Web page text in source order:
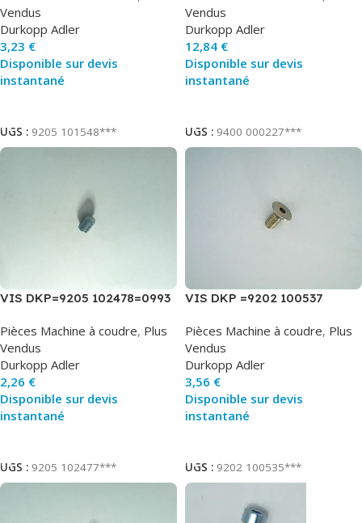
Vendus
Durkopp Adler
3,23 €
Disponible sur devis
instantané
UGS : 9205 101548***
Vendus
Durkopp Adler
12,84 €
Disponible sur devis
instantané
UGS : 9400 000227***
VIS DKP=9205 102478=0993
Pièces Machine à coudre, Plus
Vendus
Durkopp Adler
2,26 €
Disponible sur devis
instantané
UGS : 9205 102477***
VIS DKP =9202 100537
Pièces Machine à coudre, Plus
Vendus
Durkopp Adler
3,56 €
Disponible sur devis
instantané
UGS : 9202 100535***